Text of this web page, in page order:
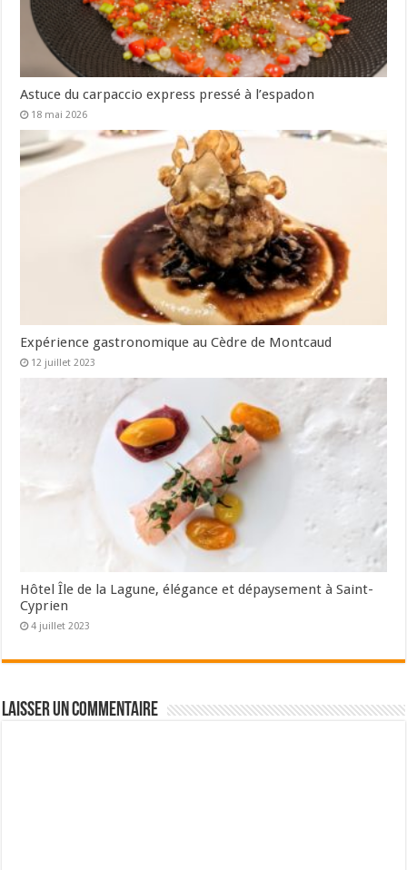
Astuce du carpaccio express pressé à l’espadon
18 mai 2026
Expérience gastronomique au Cèdre de Montcaud
12 juillet 2023
Hôtel Île de la Lagune, élégance et dépaysement à Saint-
Cyprien
4 juillet 2023
Laisser un commentaire